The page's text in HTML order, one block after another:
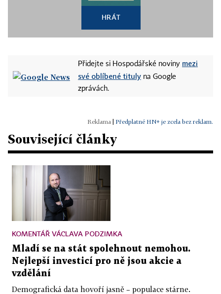
HRÁT
Přidejte si Hospodářské noviny mezi
své oblíbené tituly na Google
zprávách.
Předplatné HN+ je zcela bez reklam.
Související články
KOMENTÁŘ VÁCLAVA PODZIMKA
Mladí se na stát spolehnout nemohou.
Nejlepší investicí pro ně jsou akcie a
vzdělání
Demografická data hovoří jasně – populace stárne.